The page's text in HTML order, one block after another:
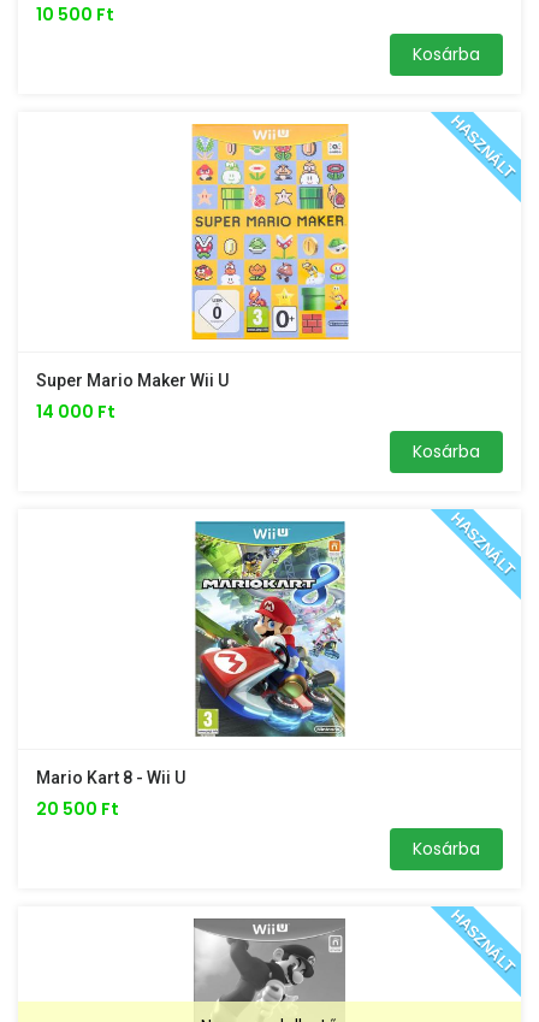
10 500 Ft
Kosárba
HASZNÁLT
Super Mario Maker Wii U
14 000 Ft
Kosárba
HASZNÁLT
Mario Kart 8 - Wii U
20 500 Ft
Kosárba
HASZNÁLT